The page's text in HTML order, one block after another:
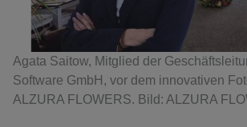
Agata Saitow, Mitglied der
Software GmbH, vor dem innovativen
ALZURA FLOWERS. Bild: ALZURA